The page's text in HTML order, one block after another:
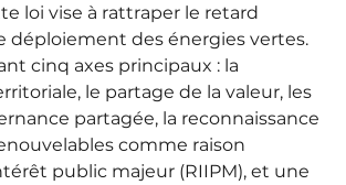
loi vise à rattraper le retard
déploiement des énergies vertes.
cinq axes principaux : la
le partage de la valeur, les
partagée, la reconnaissance
comme raison
public majeur (RIIPM), et une